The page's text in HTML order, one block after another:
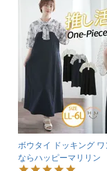
ボウタイ ドッキング
ならハッピーマリリン